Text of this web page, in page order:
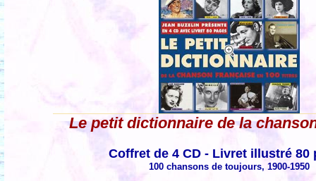
Le petit dictionnaire de la
Coffret de 4 CD - Livret illustré 80
100 chansons de toujours, 1900-1950